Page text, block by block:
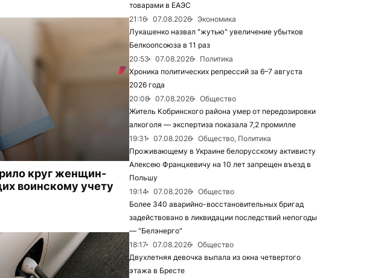
круг женщин-
воинскому учету
товарами в ЕАЭС
21:16
07.08.2026
Экономика
Лукашенко назвал "жутью" увеличение убытков
Белкоопсоюза в 11 раз
20:53
07.08.2026
Политика
Хроника политических репрессий за 6–7 августа
2026 года
20:08
07.08.2026
Общество
Житель Кобринского района умер от передозировки
алкоголя — экспертиза показала 7,2 промилле
19:31
07.08.2026
Общество, Политика
Проживающему в Украине белорусскому активисту
Алексею Францкевичу на 10 лет запрещен въезд в
Польшу
19:14
07.08.2026
Общество
Более 340 аварийно-восстановительных бригад
задействовано в ликвидации последствий непогоды
— "Белэнерго"
18:17
07.08.2026
Общество
Двухлетняя девочка выпала из окна четвертого
этажа в Бресте